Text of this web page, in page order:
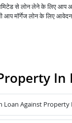
से लोन लेने के लिए
आप मॉर्गेज लोन के लिए
In
Loan Against Property